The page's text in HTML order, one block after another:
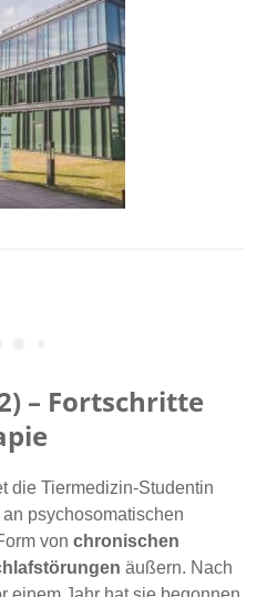
– Fortschritte
die Tiermedizin-Studentin
psychosomatischen
von chronischen
äußern. Nach